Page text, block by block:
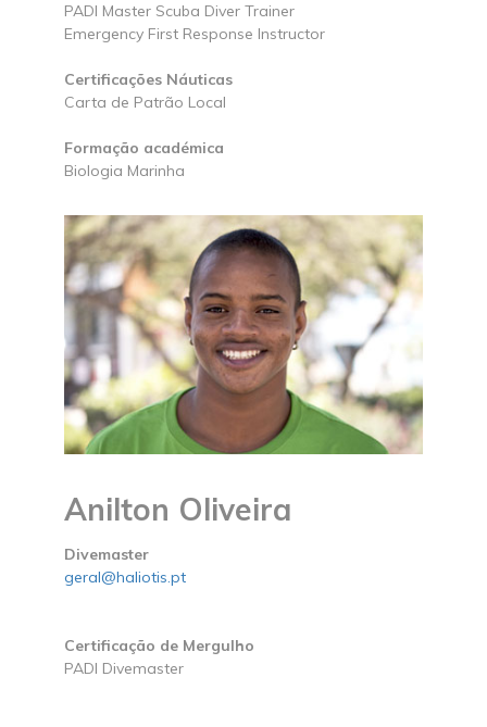
PADI Master Scuba Diver Trainer
Emergency First Response Instructor
Certificações Náuticas
Carta de Patrão Local
Formação académica
Biologia Marinha
Anilton Oliveira
Divemaster
geral@haliotis.pt
Certificação de Mergulho
PADI Divemaster